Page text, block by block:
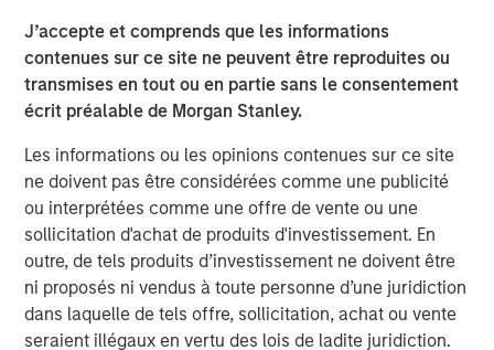
J’accepte et comprends que les informations
contenues sur ce site ne peuvent être reproduites ou
transmises en tout ou en partie sans le consentement
écrit préalable de Morgan Stanley.
Les informations ou les opinions contenues sur ce site
ne doivent pas être considérées comme une publicité
ou interprétées comme une offre de vente ou une
sollicitation d'achat de produits d'investissement. En
outre, de tels produits d’investissement ne doivent être
ni proposés ni vendus à toute personne d’une juridiction
dans laquelle de tels offre, sollicitation, achat ou vente
seraient illégaux en vertu des lois de ladite juridiction.
CONSILIENT OBSERVER
Opportunities and Expectations: The Present
Value of Growth Opportunities in Valuation
Analyses mises en avant